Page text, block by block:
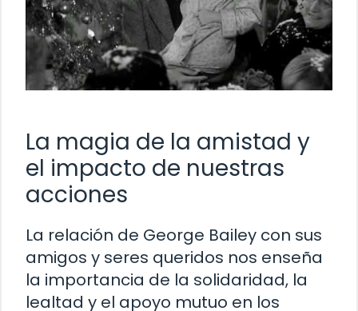
La magia de la amistad y
el impacto de nuestras
acciones
La relación de George Bailey con sus
amigos y seres queridos nos enseña
la importancia de la solidaridad, la
lealtad y el apoyo mutuo en los